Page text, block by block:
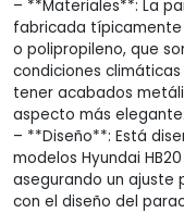
– **Materiales**: La
fabricada típicamente
o polipropileno, que
condiciones
tener acabados
aspecto más elegante.
– **Diseño**: Está
modelos Hyundai
asegurando un
con el diseño del